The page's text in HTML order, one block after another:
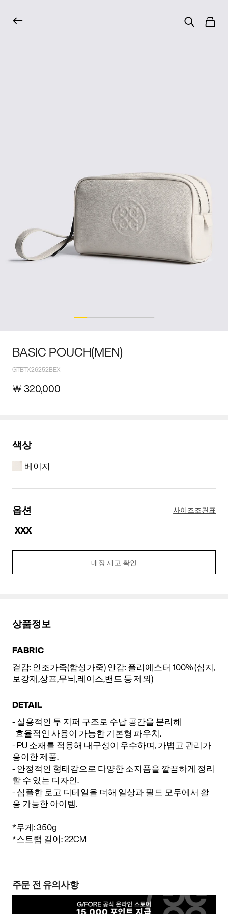
BASIC POUCH(MEN)
GTBTX26252BEX
￦ 320,000
색상
베이지
옵션 사이즈조견표
XXX
매장 재고 확인
상품정보
FABRIC
겉감: 인조가죽(합성가죽) 안감: 폴리에스터 100% (심지,
보강재,상표,무늬,레이스,밴드 등 제외)
DETAIL
- 실용적인 투 지퍼 구조로 수납 공간을 분리해
효율적인 사용이 가능한 기본형 파우치.
- PU 소재를 적용해 내구성이 우수하며, 가볍고 관리가
용이한 제품.
- 안정적인 형태감으로 다양한 소지품을 깔끔하게 정리
할 수 있는 디자인.
- 심플한 로고 디테일을 더해 일상과 필드 모두에서 활
용 가능한 아이템.
*무게: 350g
*스트랩 길이: 22CM
주문 전 유의사항